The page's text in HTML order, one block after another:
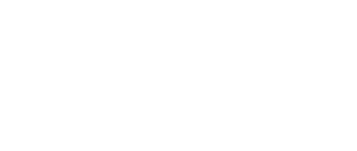
Cachorro
para Cães
Tártaro